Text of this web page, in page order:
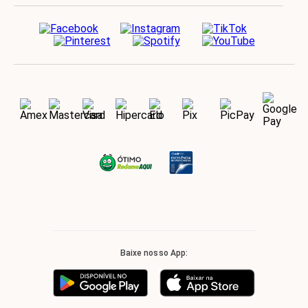
Baixe nosso App: